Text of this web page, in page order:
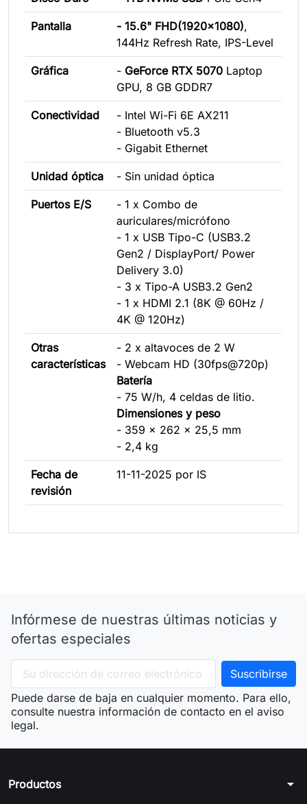
Pantalla - 15.6" FHD(1920x1080),
144Hz Refresh Rate, IPS-Level
Gráfica - GeForce RTX 5070 Laptop
GPU, 8 GB GDDR7
Conectividad
- Intel Wi-Fi 6E AX211
- Bluetooth v5.3
- Gigabit Ethernet
Unidad óptica - Sin unidad óptica
Puertos E/S
- 1 x Combo de
auriculares/micrófono
- 1 x USB Tipo-C (USB3.2
Gen2 / DisplayPort/ Power
Delivery 3.0)
- 3 x Tipo-A USB3.2 Gen2
- 1 x HDMI 2.1 (8K @ 60Hz /
4K @ 120Hz)
Otras
características
- 2 x altavoces de 2 W
- Webcam HD (30fps@720p)
Batería
- 75 W/h, 4 celdas de litio.
Dimensiones y peso
- 359 x 262 x 25,5 mm
- 2,4 kg
Fecha de
revisión
11-11-2025 por IS
Infórmese de nuestras últimas noticias y
ofertas especiales
Puede darse de baja en cualquier momento. Para ello,
consulte nuestra información de contacto en el aviso
legal.
Productos
arrow_drop_down